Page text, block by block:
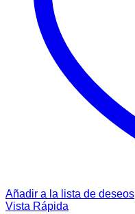
Añadir a la lista de deseos
Vista Rápida